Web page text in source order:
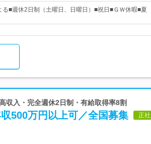
■週休2日制（土曜日、日曜日）■祝日■ＧＷ休暇■夏
収入・完全週休2日制・有給取得率8割
500万円以上可／全国募集 正